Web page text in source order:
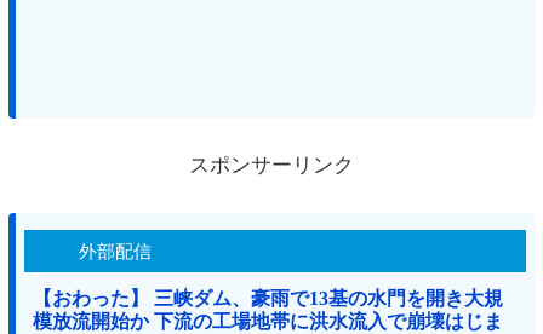
スポンサーリンク
外部配信
【おわった】 三峡ダム、豪雨で13基の水門を開き大規
模放流開始か 下流の工場地帯に洪水流入で崩壊はじま